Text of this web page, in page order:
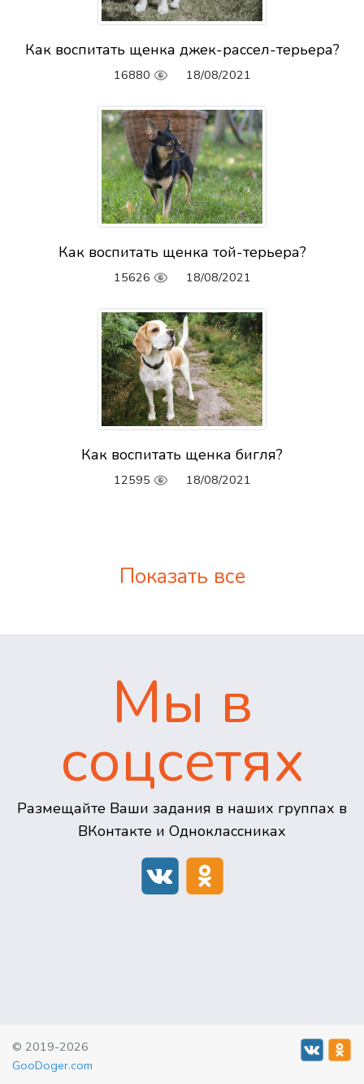
Как воспитать щенка джек-рассел-терьера?
16880 18/08/2021
Как воспитать щенка той-терьера?
15626 18/08/2021
Как воспитать щенка бигля?
12595 18/08/2021
Показать все
Мы в
соцсетях
Размещайте Ваши задания в наших группах в
ВКонтакте и Одноклассниках
© 2019-2026
GooDoger.com